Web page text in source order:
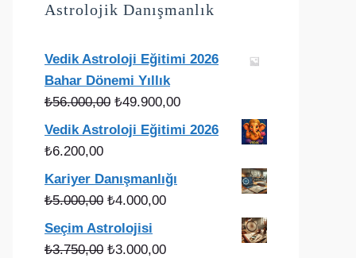
Astrolojik Danışmanlık
Vedik Astroloji Eğitimi 2026
Bahar Dönemi Yıllık
₺56.000,00 Orijinal
fiyat:
₺49.900,00Şu
andaki
₺49.900,00.
Vedik Astroloji Eğitimi 2026
₺6.200,00
Kariyer Danışmanlığı
₺5.000,00 Orijinal
fiyat:
₺5.000,00.
₺4.000,00Şu
fiyat:
Seçim Astrolojisi
₺3.750,00 Orijinal
₺3.000,00Şu